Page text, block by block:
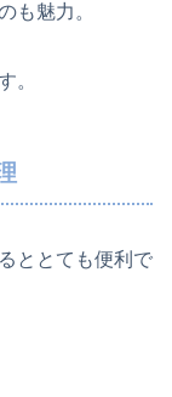
も魅力。
。
ととても便利で